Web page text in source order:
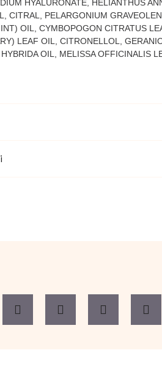
HYALURONATE, HELIANTHUS
CITRAL, PELARGONIUM
OIL, CYMBOPOGON CITRATUS
LEAF OIL, CITRONELLOL,
OIL, MELISSA OFFICINALIS